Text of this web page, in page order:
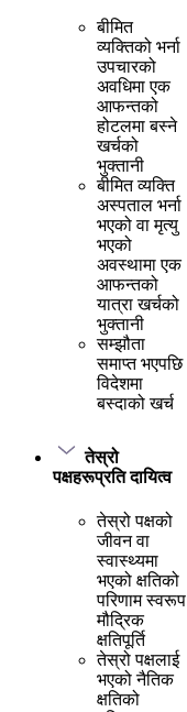
बीमित
व्यक्तिको भर्ना
उपचारको
अवधिमा एक
आफन्तको
होटलमा बस्ने
खर्चको
भुक्तानी
बीमित व्यक्ति
अस्पताल भर्ना
भएको वा मृत्यु
भएको
अवस्थामा एक
आफन्तको
यात्रा खर्चको
भुक्तानी
सम्झौता
समाप्त भएपछि
विदेशमा
बस्दाको खर्च
तेस्रो
पक्षहरूप्रति दायित्व
तेस्रो पक्षको
जीवन वा
स्वास्थ्यमा
भएको क्षतिको
परिणाम स्वरूप
मौद्रिक
क्षतिपूर्ति
तेस्रो पक्षलाई
भएको नैतिक
क्षतिको